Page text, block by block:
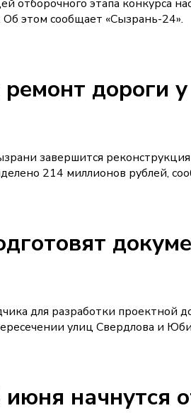
отборочного этапа конкурса
этом сообщает «Сызрань-24».
дороги
завершится
214 миллионов рублей,
для разработки проектной
улиц Свердлова и
начнутся